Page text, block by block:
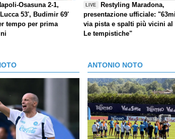
Osasuna 2-1,
53', Budimir 69'
tempo per prima
LIVE
Restyling Maradona,
presentazione ufficiale:
via pista e spalti più vicini al
Le tempistiche"
ANTONIO NOTO